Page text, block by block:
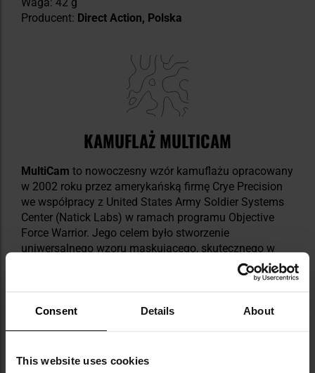
Consent Details About
This website uses cookies
Producent: Direct Action, Polska
KAMUFLAŻ MULTICAM
MultiCam to nowoczesny wzór kamuflażu opracowany
w 2002 roku przez amerykańską firmę Crye Precision
we współpracy z United States Army Soldier Systems
Center (Natick Labs) w ramach programu Objective
Force Warrior. Jego celem było stworzenie
uniwersalnego wzoru maskującego, skutecznego w
zróżnicowanym terenie i zmiennych warunkach
składa się z siedmiu
kolorów, tworzących gradientowe przejścia między
odcieniami zieleni, brązu i beżu. Dzięki temu
w rejonach pustynnych - w środowisku Europy